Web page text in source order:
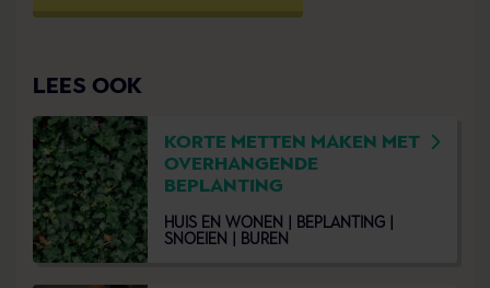
LEES OOK
KORTE METTEN MAKEN MET
OVERHANGENDE
BEPLANTING
HUIS EN WONEN |
BEPLANTING |
SNOEIEN |
BUREN